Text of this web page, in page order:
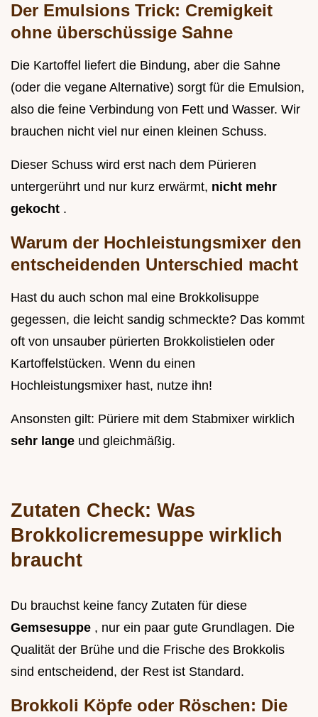
Der Emulsions Trick: Cremigkeit
ohne überschüssige Sahne
Die Kartoffel liefert die Bindung, aber die Sahne
(oder die vegane Alternative) sorgt für die Emulsion,
also die feine Verbindung von Fett und Wasser. Wir
brauchen nicht viel nur einen kleinen Schuss.
Dieser Schuss wird erst nach dem Pürieren
untergerührt und nur kurz erwärmt, nicht mehr
gekocht .
Warum der Hochleistungsmixer den
entscheidenden Unterschied macht
Hast du auch schon mal eine Brokkolisuppe
gegessen, die leicht sandig schmeckte? Das kommt
oft von unsauber pürierten Brokkolistielen oder
Kartoffelstücken. Wenn du einen
Hochleistungsmixer hast, nutze ihn!
Ansonsten gilt: Püriere mit dem Stabmixer wirklich
sehr lange und gleichmäßig.
Zutaten Check: Was
Brokkolicremesuppe wirklich
braucht
Du brauchst keine fancy Zutaten für diese
Gemsesuppe , nur ein paar gute Grundlagen. Die
Qualität der Brühe und die Frische des Brokkolis
sind entscheidend, der Rest ist Standard.
Brokkoli Köpfe oder Röschen: Die